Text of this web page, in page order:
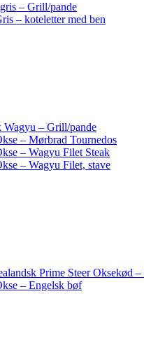
– Grill/pande
– koteletter med ben
Wagyu – Grill/pande
– Mørbrad Tournedos
– Wagyu Filet Steak
– Wagyu Filet, stave
Prime Steer Oksekød
– Engelsk bøf